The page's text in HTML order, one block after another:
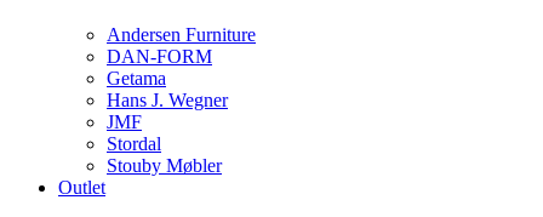
Andersen Furniture
DAN-FORM
Getama
Hans J. Wegner
JMF
Stordal
Stouby Møbler
Outlet